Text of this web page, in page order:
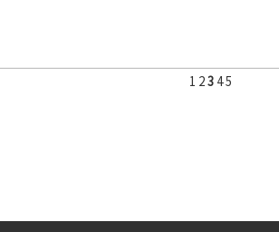
1 2 3 45